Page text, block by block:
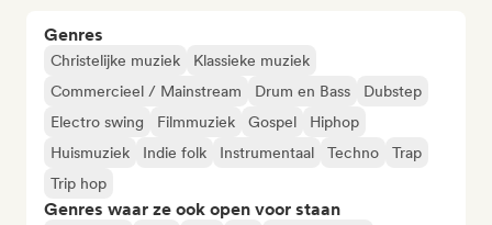
Genres
Christelijke muziek
Klassieke muziek
Commercieel / Mainstream
Drum en Bass
Dubstep
Electro swing
Filmmuziek Gospel
Hiphop
Huismuziek
Indie folk Instrumentaal Techno
Trap
Trip hop
Genres waar ze ook open voor staan